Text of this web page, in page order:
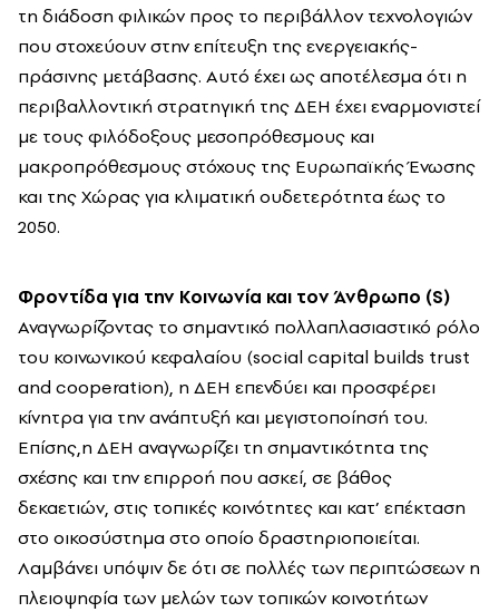
τη διάδοση φιλικών προς το περιβάλλον τεχνολογιών
που στοχεύουν στην επίτευξη της ενεργειακής-
πράσινης μετάβασης. Αυτό έχει ως αποτέλεσμα ότι η
περιβαλλοντική στρατηγική της ΔΕΗ έχει εναρμονιστεί
με τους φιλόδοξους μεσοπρόθεσμους και
μακροπρόθεσμους στόχους της Ευρωπαϊκής Ένωσης
και της Χώρας για κλιματική ουδετερότητα έως το
2050.
Φροντίδα για την Κοινωνία και τον Άνθρωπο (S)
Αναγνωρίζοντας το σημαντικό πολλαπλασιαστικό ρόλο
του κοινωνικού κεφαλαίου (social capital builds trust
and cooperation), η ΔΕΗ επενδύει και προσφέρει
κίνητρα για την ανάπτυξή και μεγιστοποίησή του.
Επίσης,η ΔΕΗ αναγνωρίζει τη σημαντικότητα της
σχέσης και την επιρροή που ασκεί, σε βάθος
δεκαετιών, στις τοπικές κοινότητες και κατ’ επέκταση
στο οικοσύστημα στο οποίο δραστηριοποιείται.
Λαμβάνει υπόψιν δε ότι σε πολλές των περιπτώσεων η
πλειοψηφία των μελών των τοπικών κοινοτήτων